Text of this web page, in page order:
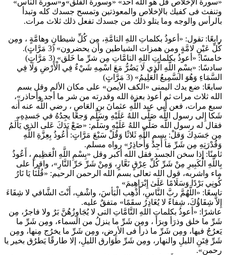
«سورة الإخلاص قل هو الله أحد» «وسورة الفلق»و«سورة الناس»
وتنفث فى كفيك بالإخلاص والمعوذتين وتمسح جسدك كله وتبدأ
بالرأس والوجه وما يتلو ذلك من جسدك تفعل ذلك ثلاث مرات.
رابعًا: تقول: «أعوذُ بكلماتِ اللهِ التامَّةِ، مِن كُلِّ شيطانٍ وهامَّةٍ ، ومِن
كُلِّ عَيْنٍ لامَّةٍ ومن همزات الشياطين وأن يحضرون» (3 مَرَّاتٍ).
خامسًا: «أعوذُ بكلماتِ اللهِ التامَّاتِ مِن شرِّ ما خَلق» (3 مَرَّاتٍ)
سادسًا: «بسْمِ اللَّهِ الَّذِي لَا يَضُرُّ مَعَ اسْمِهِ شَيْءٌ فِي الْأَرْضِ وَلَا فِي
السَّمَاءِ وَهُوَ السَّمِيعُ الْعَلِيمُ» (3 مَرَّاتٍ)
سابعًا: ضع يدك اليمنى «الكف الأيمن» على مكان الألم وقل بسم
الله ثلاث مرات ثم أعوذ بعزة الله وقدرته من شر ما أجد وأحاذر»،
سبع مرات، فعن أَبي عبد اللَّهِ عثمانَ بنِ العَاصِ ، رضي اللَّه عنه أَنه
شَكا إِلى رسول اللَّه صَلّى اللهُ عَلَيْهِ وسَلَّم وَجعًا يجِدُهُ في جَسدِهِ،
فقال له رسول اللَّه صَلّى اللهُ عَلَيْهِ وسَلَّم: «ضَعْ يَدَكَ عَلى الذي يَأْلَمُ
مِن جَسَدِكَ وَقلْ: بِسمِ اللَّهِ ثَلاثًا وَقُلْ سَبْعَ مَرَّاتٍ: أَعُوذُ بِعِزَّةِ اللَّهِ
وَقُدْرَتِهِ مِن شَرِّ مَا أَجِدُ وَأُحاذِرُ» رواه مسلم.
ثامنًا: إذا سخن الجسد فقل الله أكبر وقل «بِسْمِ اللَّهِ الْعَظِيمِ ، أَعُوذُ
بِاللَّهِ الْكَبِيرِ مِنْ شَرِّ كُلِّ عِرْقٍ نَعَّارٍ، وَمِنْ شَرِّ حَرِّ النَّارِ»، واقرأ على
ماء واشربه، قول الله تعالى بسم الله الرحمن الرحيم: «قُلْنَا يَا نَارُ
كُونِي بَرْدًا وَسَلَامًا عَلَىٰ إِبْرَاهِيمَ»
تاسعًا: «اللَّهُمَّ ربَّ النَّاسِ، أَذْهِب الْبَأسَ، واشْفِ، أَنْتَ الشَّافي لا شِفَاءَ
إِلاَّ شِفَاؤُكَ، شِفاءً لا يُغَادِرُ سقَمًا» متفقٌ عليه.
عاشرًا: «أعوذُ بكلماتِ اللهِ التَّامَّاتِ التى لا يُجَاوِزُهُنَّ بَرٌ ولا فاجرٌ، مِن
شَرِّ ما خلق وذرَأ وبرَأ ، ومِن شَرِّ ما ينزلُ من السماء، ومِن شَرِّ ما
يَعرُجُ فيها، ومِن شَرِّ ما ذرأ فى الأرض، ومِن شَرِّ ما يخرُج مِنها، ومِن
شَرِّ فِتَنِ الليلِ والنهار، ومِن شَرِّ طَوَارق الليلِ، إلا طارقًا يَطرُق بخير يا
رحمن».